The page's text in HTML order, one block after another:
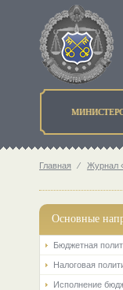
Главная ⁄ Журнал
Основные
Бюджетная
Налоговая
Исполнение